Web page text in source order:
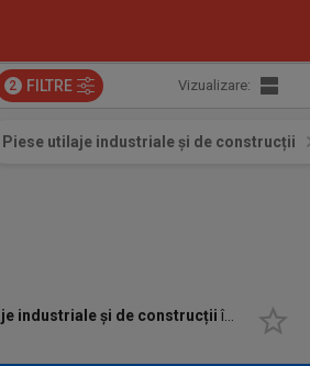
2 FILTRE Vizualizare:
Piese utilaje industriale și de construcții
industriale și de construcțiiîn
Dej, Cluj